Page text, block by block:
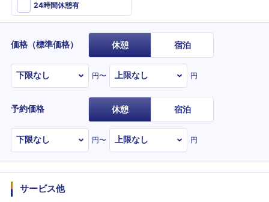
24時間休憩有
価格（標準価格） 休憩 宿泊
円〜 円
予約価格 休憩 宿泊
円〜 円
サービス他